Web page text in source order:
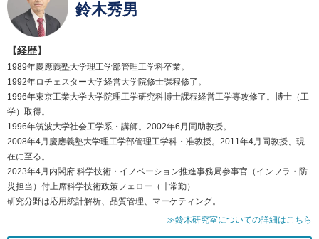
鈴木秀男
【経歴】
1989年慶應義塾大学理工学部管理工学科卒業。
1992年ロチェスター大学経営大学院修士課程修了。
1996年東京工業大学大学院理工学研究科博士課程経営工学専攻修了。博士（工
学）取得。
1996年筑波大学社会工学系・講師。2002年6月同助教授。
2008年4月慶應義塾大学理工学部管理工学科・准教授。2011年4月同教授、現
在に至る。
2023年4月内閣府 科学技術・イノベーション推進事務局参事官（インフラ・防
災担当）付上席科学技術政策フェロー（非常勤）
研究分野は応用統計解析、品質管理、マーケティング。
≫鈴木研究室についての詳細はこちら